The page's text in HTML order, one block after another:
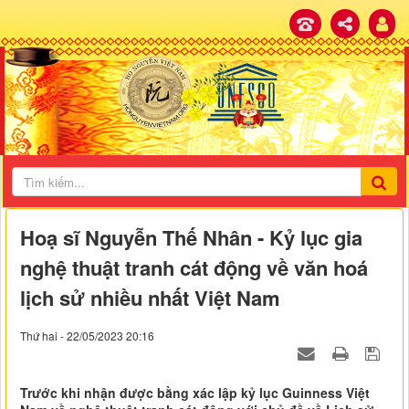
Hoạ sĩ Nguyễn Thế Nhân - Kỷ lục gia
nghệ thuật tranh cát động về văn hoá
lịch sử nhiều nhất Việt Nam
Thứ hai - 22/05/2023 20:16
Trước khi nhận được bằng xác lập kỷ lục Guinness Việt